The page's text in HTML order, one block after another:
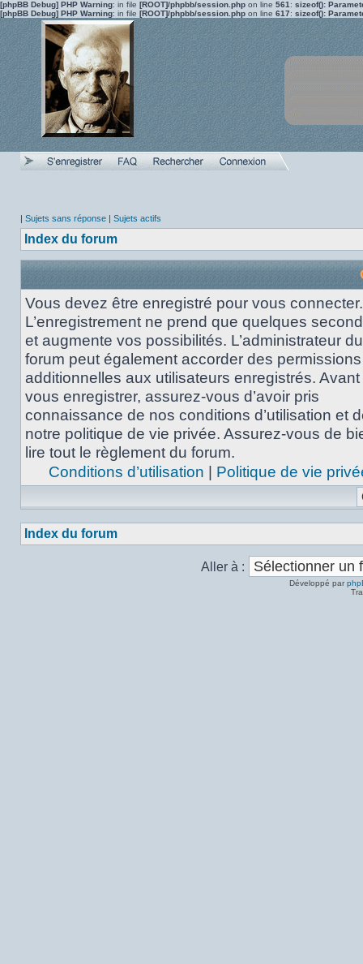
[phpBB Debug] PHP Warning: in file [ROOT]/phpbb/session.php on line 561 : sizeof():
[phpBB Debug] PHP Warning: in file [ROOT]/phpbb/session.php on line 617: sizeof():
| Sujets sans réponse | Sujets actifs
Index du forum
Vous devez être enregistré pour vous connecter.
L’enregistrement ne prend que quelques
et augmente vos possibilités. L’administrateur du
forum peut également accorder des permissions
additionnelles aux utilisateurs enregistrés.
vous enregistrer, assurez-vous d’avoir pris
connaissance de nos conditions d’utilisation et
notre politique de vie privée. Assurez-vous de
lire tout le règlement du forum.
Conditions d’utilisation | Politique de vie
Index du forum
Aller à :
Développé par